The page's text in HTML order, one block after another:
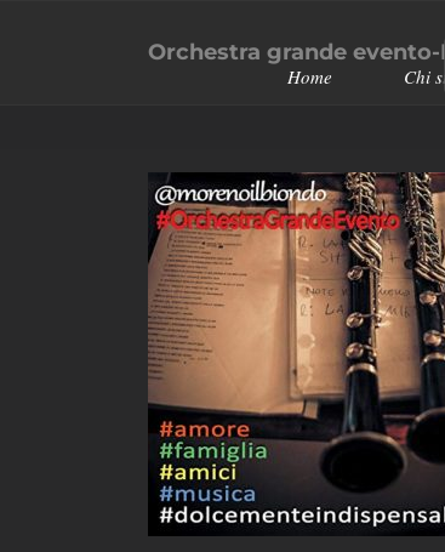
Home Chi
Orchestra grande evento-